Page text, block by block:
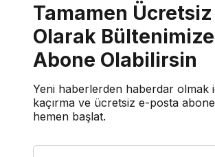
Tamamen Ücretsiz
Olarak Bültenimize
Abone Olabilirsin
Yeni haberlerden haberdar olmak
kaçırma ve ücretsiz e-posta
hemen başlat.